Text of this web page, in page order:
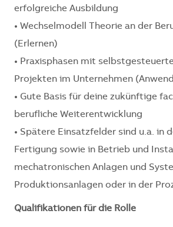
erfolgreiche Ausbildung
• Wechselmodell Theorie an der
(Erlernen)
• Praxisphasen mit
Projekten im Unternehmen
• Gute Basis für deine zukünftige
berufliche Weiterentwicklung
• Spätere Einsatzfelder sind u.a. in
Fertigung sowie in Betrieb und
mechatronischen Anlagen und
Produktionsanlagen oder in der
Qualifikationen für die Rolle